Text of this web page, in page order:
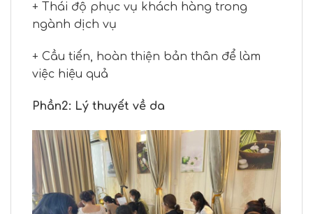
+ Thái độ phục vụ khách hàng trong
ngành dịch vụ
+ Cầu tiến, hoàn thiện bản thân để làm
việc hiệu quả
Phần2: Lý thuyết về da